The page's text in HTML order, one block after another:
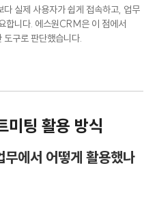
실제 사용자가 쉽게 접속하고, 업무
합니다. 에스원CRM은 이 점에서
미팅 활용 방식
에서 어떻게 활용했나